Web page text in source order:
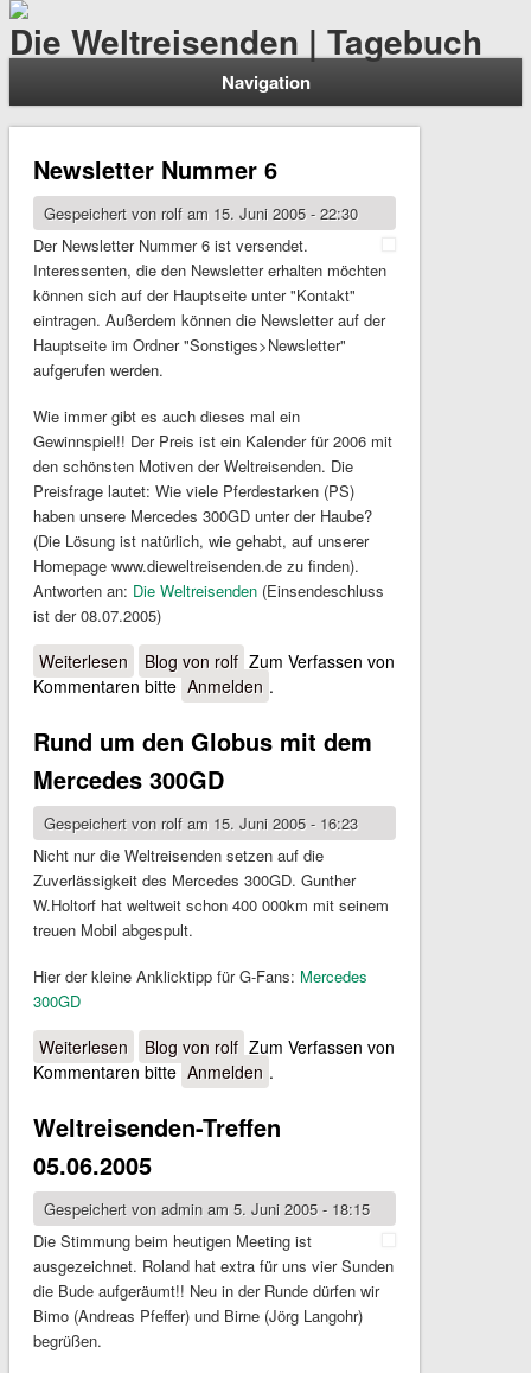
Die Weltreisenden | Tagebuch
Navigation
Newsletter Nummer 6
Gespeichert von rolfam 15. Juni 2005 - 22:30
Der Newsletter Nummer 6 ist versendet.
Interessenten, die den Newsletter erhalten möchten
können sich auf der Hauptseite unter "Kontakt"
eintragen. Außerdem können die Newsletter auf der
Hauptseite im Ordner "Sonstiges>Newsletter"
aufgerufen werden.
Wie immer gibt es auch dieses mal ein
Gewinnspiel!! Der Preis ist ein Kalender für 2006 mit
den schönsten Motiven der Weltreisenden. Die
Preisfrage lautet: Wie viele Pferdestarken (PS)
haben unsere Mercedes 300GD unter der Haube?
(Die Lösung ist natürlich, wie gehabt, auf unserer
Homepage www.dieweltreisenden.de zu finden).
Antworten an: Die Weltreisenden(Einsendeschluss
ist der 08.07.2005)
Weiterlesen über Newsletter Nummer 6
Blog von rolf Zum Verfassen von
Kommentaren bitte Anmelden .
Rund um den Globus mit dem
Mercedes 300GD
Gespeichert von rolfam 15. Juni 2005 - 16:23
Nicht nur die Weltreisenden setzen auf die
Zuverlässigkeit des Mercedes 300GD. Gunther
W.Holtorf hat weltweit schon 400 000km mit seinem
treuen Mobil abgespult.
Hier der kleine Anklicktipp für G-Fans: Mercedes
300GD
Weiterlesen über Rund um den Globus mit dem Mercedes 300GD
Blog von rolf Zum Verfassen von
Kommentaren bitte Anmelden .
Weltreisenden-Treffen
05.06.2005
Gespeichert von adminam 5. Juni 2005 - 18:15
Die Stimmung beim heutigen Meeting ist
ausgezeichnet. Roland hat extra für uns vier Sunden
die Bude aufgeräumt!! Neu in der Runde dürfen wir
Bimo (Andreas Pfeffer) und Birne (Jörg Langohr)
begrüßen.